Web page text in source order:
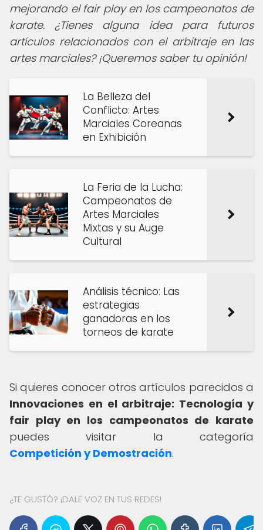
mejorando el fair play en los campeonatos de
karate. ¿Tienes alguna idea para futuros
artículos relacionados con el arbitraje en las
artes marciales? ¡Queremos saber tu opinión!
La Belleza del
Conflicto: Artes
Marciales Coreanas
en Exhibición
La Feria de la Lucha:
Campeonatos de
Artes Marciales
Mixtas y su Auge
Cultural
Análisis técnico: Las
estrategias
ganadoras en los
torneos de karate
Si quieres conocer otros artículos parecidos a
Innovaciones en el arbitraje: Tecnología y
fair play en los campeonatos de karate
puedes visitar la categoría
Competición y Demostración.
¿TE GUSTÓ? ¡DALE VOZ EN TUS REDES!